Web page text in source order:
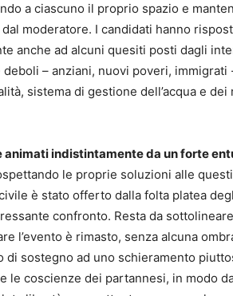
a ciascuno il proprio spazio e
moderatore. I candidati hanno
anche ad alcuni quesiti posti dagli
– anziani, nuovi poveri, immigrati
sistema di gestione dell’acqua e
indistintamente da un forte
le proprie soluzioni alle
è stato offerto dalla folta platea
confronto. Resta da
l’evento è rimasto, senza alcuna
sostegno ad uno schieramento
le coscienze dei partannesi, in modo